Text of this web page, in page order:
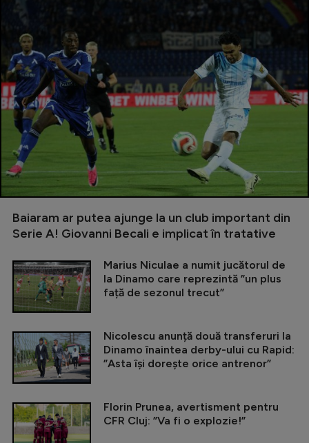
Baiaram ar putea ajunge la un club important din
Serie A! Giovanni Becali e implicat în tratative
Marius Niculae a numit jucătorul de
la Dinamo care reprezintă ”un plus
față de sezonul trecut”
Nicolescu anunță două transferuri la
Dinamo înaintea derby-ului cu Rapid:
”Asta își dorește orice antrenor”
Florin Prunea, avertisment pentru
CFR Cluj: ”Va fi o explozie!”